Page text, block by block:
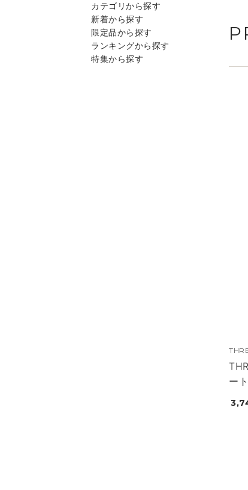
カテゴリから探す
新着から探す
限定品から探す
ランキングから探す
特集から探す
ー